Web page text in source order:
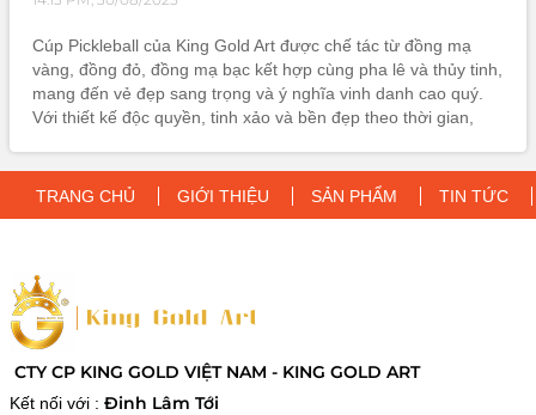
Cúp Pickleball của King Gold Art được chế tác từ đồng mạ
vàng, đồng đỏ, đồng mạ bạc kết hợp cùng pha lê và thủy tinh,
mang đến vẻ đẹp sang trọng và ý nghĩa vinh danh cao quý.
Với thiết kế độc quyền, tinh xảo và bền đẹp theo thời gian,
TRANG CHỦ
GIỚI THIỆU SẢN PHẨM TIN TỨC
CTY CP KING GOLD VIỆT NAM - KING GOLD ART
Kết nối với : Đinh Lâm Tới